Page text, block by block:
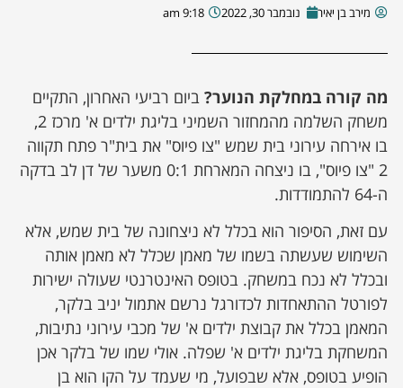
עסקים
מירב בן יאיר נובמבר 30, 2022 9:18 am
מה קורה במחלקת הנוער? ביום רביעי האחרון, התקיים
משחק השלמה מהמחזור השמיני בליגת ילדים א' מרכז 2,
בו אירחה עירוני בית שמש "צו פיוס" את בית"ר פתח תקווה
2 "צו פיוס", בו ניצחה המארחת 0:1 משער של דן לב בדקה
ה-64 להתמודדות.
עם זאת, הסיפור הוא בכלל לא ניצחונה של בית שמש, אלא
השימוש שעשתה בשמו של מאמן שכלל לא מאמן אותה
ובכלל לא נכח במשחק. בטופס האינטרנטי שעולה ישירות
לפורטל ההתאחדות לכדורגל נרשם אתמול יניב בלקר,
המאמן בכלל את קבוצת ילדים א' של מכבי עירוני נתיבות,
המשחקת בליגת ילדים א' שפלה. אולי שמו של בלקר אכן
הופיע בטופס, אלא שבפועל, מי שעמד על הקו הוא בן